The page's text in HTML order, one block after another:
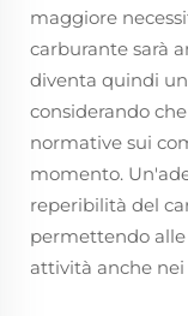
maggiore
carburante sarà
diventa quindi
considerando
normative sui
momento.
reperibilità del
permettendo
attività anche